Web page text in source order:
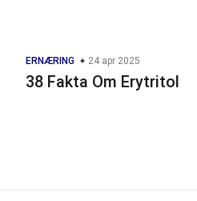
ERNÆRING 24 apr 2025
38 Fakta Om Erytritol